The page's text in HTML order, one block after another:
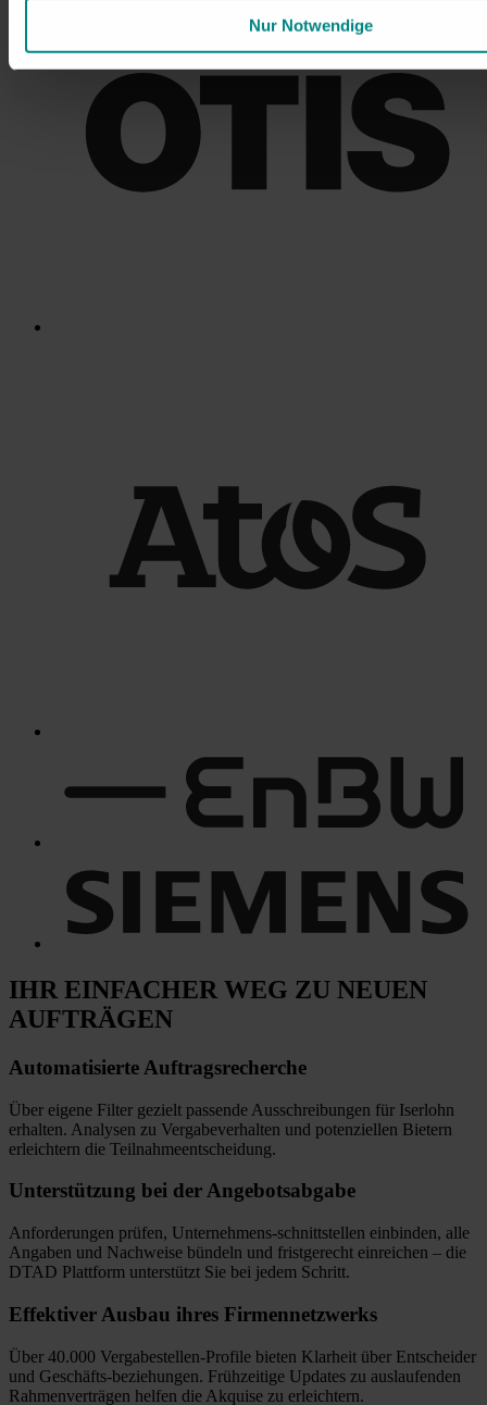
Nur Notwendige
IHR EINFACHER WEG ZU NEUEN
AUFTRÄGEN
Automatisierte Auftragsrecherche
Über eigene Filter gezielt passende Ausschreibungen für Iserlohn
erhalten. Analysen zu Vergabeverhalten und potenziellen Bietern
erleichtern die Teilnahmeentscheidung.
Unterstützung bei der Angebotsabgabe
Anforderungen prüfen, Unternehmens-schnittstellen einbinden, alle
Angaben und Nachweise bündeln und fristgerecht einreichen – die
DTAD Plattform unterstützt Sie bei jedem Schritt.
Effektiver Ausbau ihres Firmennetzwerks
Über 40.000 Vergabestellen-Profile bieten Klarheit über Entscheider
und Geschäfts-beziehungen. Frühzeitige Updates zu auslaufenden
Rahmenverträgen helfen die Akquise zu erleichtern.